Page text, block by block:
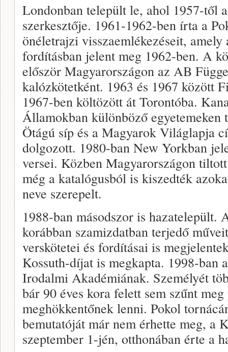
Londonban települt le, ahol 1957-től
szerkesztője. 1961-1962-ben írta a
önéletrajzi visszaemlékezéseit,
fordításban jelent meg 1962-ben. A
először Magyarországon az AB
kalózkötetként. 1963 és 1967 között
1967-ben költözött át Torontóba.
Államokban különböző egyetemeken
Ötágú síp és a Magyarok Világlapja
dolgozott. 1980-ban New Yorkban
versei. Közben Magyarországon
még a katalógusból is kiszedték
neve szerepelt.
1988-ban másodszor is hazatelepült.
korábban szamizdatban terjedő
verskötetei és fordításai is
Kossuth-díjat is megkapta. 1998-
Irodalmi Akadémiának. Személyét
bár 90 éves kora felett sem szűnt
meghökkentőnek lenni. Pokol
bemutatóját már nem érhette meg, a
szeptember 1-jén, otthonában érte a